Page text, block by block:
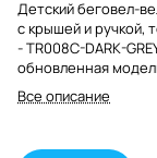
Детский беговел-
с крышей и ручкой,
- TR008C-DARK-
обновленная
TR008 с боковой
сиденья и крышей.
Все описание